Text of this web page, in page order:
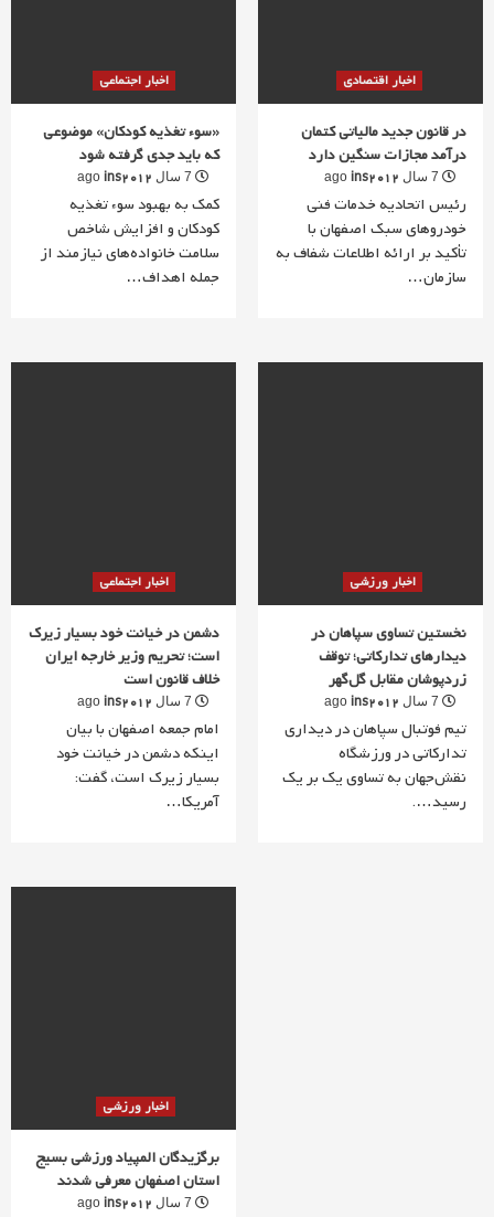
اخبار اجتماعی
«سوء تغذیه کودکان» موضوعی
که باید جدی گرفته شود
ins2012
کمک به بهبود سوء تغذیه
کودکان و افزایش شاخص
سلامت خانواده‌های نیازمند از
جمله اهداف…
اخبار اقتصادی
در قانون جدید مالیاتی کتمان
درآمد مجازات سنگین دارد
ins2012
رئیس اتحادیه خدمات فنی
خودروهای سبک اصفهان با
تأکید بر ارائه اطلاعات شفاف به
سازمان…
اخبار اجتماعی
دشمن در خیانت خود بسیار زیرک
است؛ تحریم وزیر خارجه ایران
خلاف قانون است
ins2012
امام جمعه اصفهان با بیان
اینکه دشمن در خیانت خود
بسیار زیرک است، گفت:
آمریکا…
اخبار ورزشی
نخستین تساوی سپاهان در
دیدارهای تدارکاتی؛ توقف
زردپوشان مقابل گل‌گهر
ins2012
تیم فوتبال سپاهان در دیداری
تدارکاتی در ورزشگاه
نقش‌جهان به تساوی یک بر یک
رسید….
اخبار ورزشی
برگزیدگان المپیاد ورزشی بسیج
استان اصفهان معرفی شدند
ins2012